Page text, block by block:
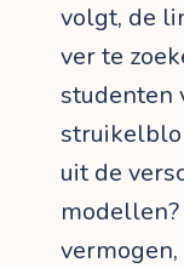
volgt, de
ver te
studenten
uit de
vermogen,